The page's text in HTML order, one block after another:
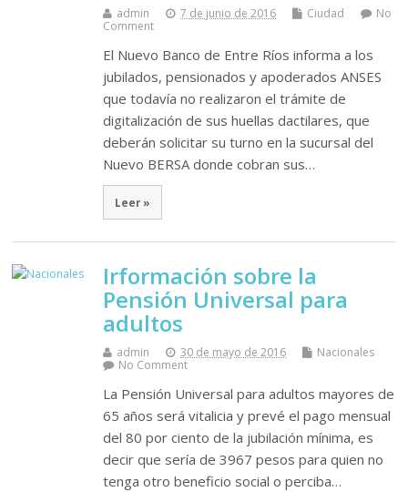
admin 7 de junio de 2016 Ciudad
No
Comment
El Nuevo Banco de Entre Ríos informa a los
jubilados, pensionados y apoderados ANSES
que todavía no realizaron el trámite de
digitalización de sus huellas dactilares, que
deberán solicitar su turno en la sucursal del
Nuevo BERSA donde cobran sus…
Leer »
Irformación sobre la
Pensión Universal para
adultos
admin 30 de mayo de 2016
Nacionales
No Comment
La Pensión Universal para adultos mayores de
65 años será vitalicia y prevé el pago mensual
del 80 por ciento de la jubilación mínima, es
decir que sería de 3967 pesos para quien no
tenga otro beneficio social o perciba…